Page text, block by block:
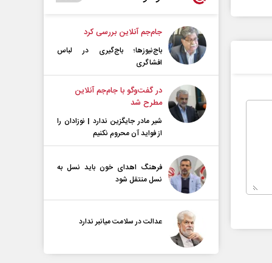
جام‌جم آنلاین بررسی کرد
باج‌نیوزها؛ باج‌گیری در لباس
افشاگری
در گفت‌و‌گو با جام‌جم آنلاین
مطرح شد
شیر مادر جایگزین ندارد | نوزادان را
از فواید آن محروم نکنیم
فرهنگ اهدای خون باید نسل به
نسل منتقل شود
عدالت در سلامت میانبر ندارد